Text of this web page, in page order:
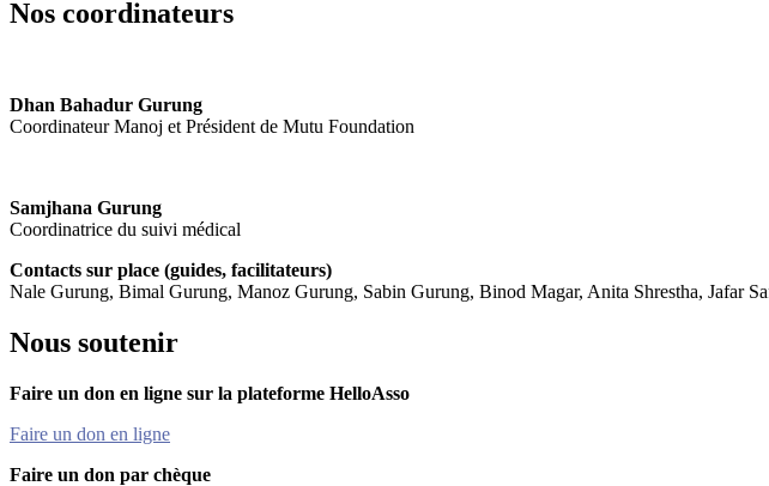
Nos coordinateurs
Dhan Bahadur Gurung
Coordinateur Manoj et Président de Mutu Foundation
Samjhana Gurung
Coordinatrice du suivi médical
Contacts sur place (guides, facilitateurs)
Nale Gurung, Bimal Gurung, Manoz Gurung, Sabin Gurung, Binod Magar, Anita Shrestha, Jafar
Nous soutenir
Faire un don en ligne sur la plateforme HelloAsso
Faire un don en ligne
Faire un don par chèque